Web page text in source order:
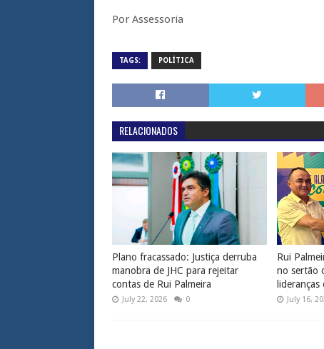
Por Assessoria
TAGS: POLÍTICA
RELACIONADOS
Plano fracassado: Justiça derruba
manobra de JHC para rejeitar
contas de Rui Palmeira
July 22, 2026 0
Rui
no sertão
July 16,